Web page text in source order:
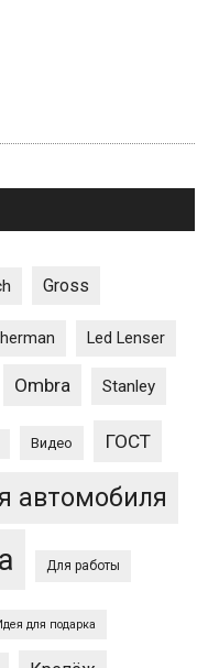
Gross
Led Lenser
Ombra Stanley
Видео ГОСТ
автомобиля
Для работы
для подарка